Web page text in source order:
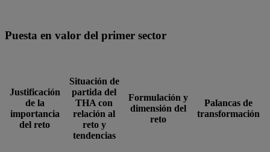
Puesta en valor del primer sector
Justificación
de la
importancia
del reto
Situación de
partida del
THA con
relación al
reto y
tendencias
Formulación y
dimensión del
reto
Palancas de
transformación